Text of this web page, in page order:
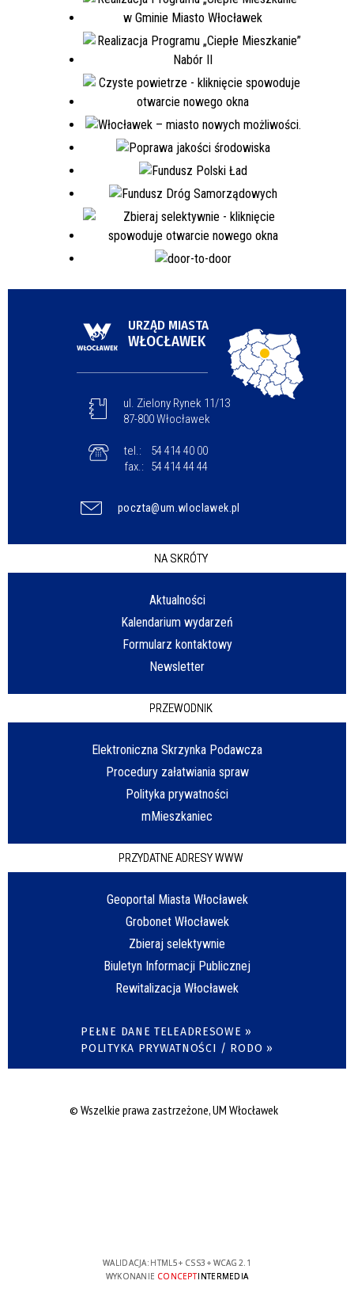
URZĄD MIASTA
WŁOCŁAWEK
ul. Zielony Rynek 11/13
87-800 Włocławek
tel.:
54 414 40 00
fax.:
54 414 44 44
poczta@um.wloclawek.pl
NA SKRÓTY
Aktualności
Kalendarium wydarzeń
Formularz kontaktowy
Newsletter
PRZEWODNIK
Elektroniczna Skrzynka Podawcza
Procedury załatwiania spraw
Polityka prywatności
mMieszkaniec
PRZYDATNE ADRESY WWW
Geoportal Miasta Włocławek
Grobonet Włocławek
Zbieraj selektywnie
Biuletyn Informacji Publicznej
Rewitalizacja Włocławek
PEŁNE DANE TELEADRESOWE »
POLITYKA PRYWATNOŚCI / RODO »
© Wszelkie prawa zastrzeżone, UM Włocławek
WALIDACJA: HTML5+ CSS3 + WCAG 2.1
WYKONANIE CONCEPTINTERMEDIA